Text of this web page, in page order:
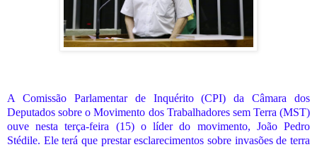
A Comissão Parlamentar de Inquérito (CPI) da Câmara dos
Deputados sobre o Movimento dos Trabalhadores sem Terra (MST)
ouve nesta terça-feira (15) o líder do movimento, João Pedro
Stédile. Ele terá que prestar esclarecimentos sobre invasões de terra